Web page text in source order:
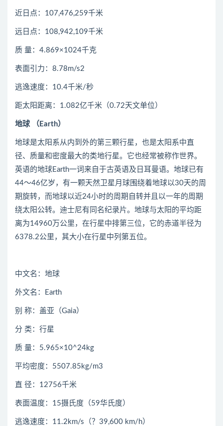
近日点：107,476,259千米
远日点：108,942,109千米
质 量：4.869×1024千克
表面引力：8.78m/s2
逃逸速度：10.4千米/秒
距太阳距离：1.082亿千米（0.72天文单位）
地球 （Earth）
地球是太阳系从内到外的第三颗行星，也是太阳系中直
径、质量和密度最大的类地行星。它也经常被称作世界。
英语的地球Earth一词来自于古英语及日耳曼语。地球已有
44～46亿岁，有一颗天然卫星月球围绕着地球以30天的周
期旋转，而地球以近24小时的周期自转并且以一年的周期
绕太阳公转。迪士尼有同名纪录片。地球与太阳的平均距
离为14960万公里，在行星中排第三位，它的赤道半径为
6378.2公里，其大小在行星中列第五位。
中文名：地球
外文名：Earth
别 称：盖亚（Gaia）
分 类：行星
质 量：5.965×10^24kg
平均密度：5507.85kg/m3
直 径：12756千米
表面温度：15摄氏度（59华氏度）
逃逸速度：11.2km/s（？39,600 km/h）